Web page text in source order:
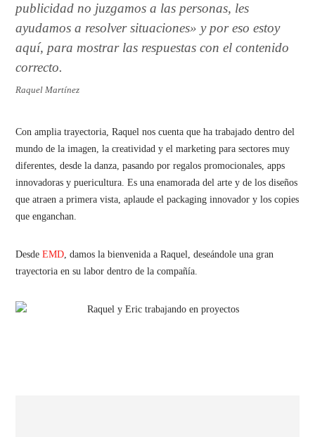
publicidad no juzgamos a las personas, les
ayudamos a resolver situaciones» y por eso estoy
aquí, para mostrar las respuestas con el contenido
correcto.
Raquel Martínez
Con amplia trayectoria, Raquel nos cuenta que ha trabajado dentro del
mundo de la imagen, la creatividad y el marketing para sectores muy
diferentes, desde la danza, pasando por regalos promocionales, apps
innovadoras y puericultura. Es una enamorada del arte y de los diseños
que atraen a primera vista, aplaude el packaging innovador y los copies
que enganchan.
DesdeEMD, damos la bienvenida a Raquel, deseándole una gran
trayectoria en su labor dentro de la compañía.